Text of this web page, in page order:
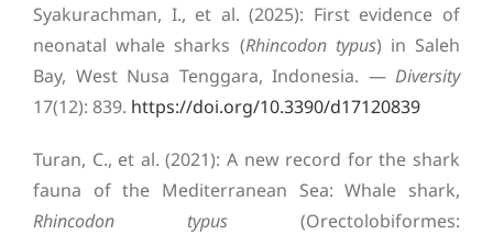
Syakurachman, I., et al. (2025): First evidence of
neonatal whale sharks (Rhincodon typus) in Saleh
Bay, West Nusa Tenggara, Indonesia. — Diversity
17(12): 839. https://doi.org/10.3390/d17120839
Turan, C., et al. (2021): A new record for the shark
fauna of the Mediterranean Sea: Whale shark,
Rhincodon typus (Orectolobiformes: